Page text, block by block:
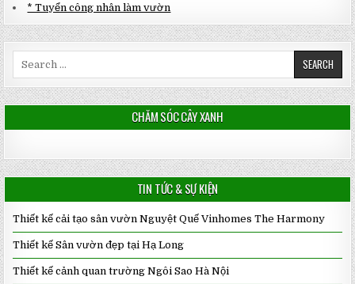
* Tuyển công nhân làm vườn
CHĂM SÓC CÂY XANH
TIN TỨC & SỰ KIỆN
Thiết kế cải tạo sân vườn Nguyệt Quế Vinhomes The Harmony
Thiết kế Sân vườn đẹp tại Hạ Long
Thiết kế cảnh quan trường Ngôi Sao Hà Nội